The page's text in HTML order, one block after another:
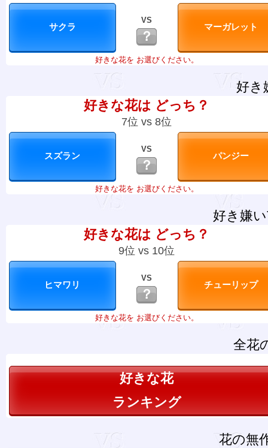
VS
？
好きな花を お選びください。
好き
好きな花は どっち？
7位 vs 8位
VS
？
好きな花を お選びください。
好き嫌
好きな花は どっち？
9位 vs 10位
VS
？
好きな花を お選びください。
全花
好きな花
ランキング
花の無